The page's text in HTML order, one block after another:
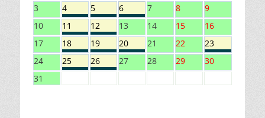
3
4 5 6 7 8
9
10
11 12 13 14 15
16
17
18 19 20 21 22
23
24
25 26 27 28 29
30
31